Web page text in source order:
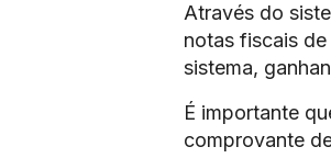
Através do
notas fiscais
sistema,
É importante
comprovante